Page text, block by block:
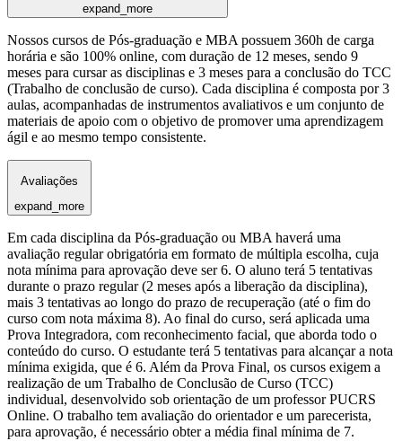
expand_more
Nossos cursos de Pós-graduação e MBA possuem 360h de carga
horária e são 100% online, com duração de 12 meses, sendo 9
meses para cursar as disciplinas e 3 meses para a conclusão do TCC
(Trabalho de conclusão de curso). Cada disciplina é composta por 3
aulas, acompanhadas de instrumentos avaliativos e um conjunto de
materiais de apoio com o objetivo de promover uma aprendizagem
ágil e ao mesmo tempo consistente.
Avaliações
expand_more
Em cada disciplina da Pós-graduação ou MBA haverá uma
avaliação regular obrigatória em formato de múltipla escolha, cuja
nota mínima para aprovação deve ser 6. O aluno terá 5 tentativas
durante o prazo regular (2 meses após a liberação da disciplina),
mais 3 tentativas ao longo do prazo de recuperação (até o fim do
curso com nota máxima 8). Ao final do curso, será aplicada uma
Prova Integradora, com reconhecimento facial, que aborda todo o
conteúdo do curso. O estudante terá 5 tentativas para alcançar a nota
mínima exigida, que é 6. Além da Prova Final, os cursos exigem a
realização de um Trabalho de Conclusão de Curso (TCC)
individual, desenvolvido sob orientação de um professor PUCRS
Online. O trabalho tem avaliação do orientador e um parecerista,
para aprovação, é necessário obter a média final mínima de 7.